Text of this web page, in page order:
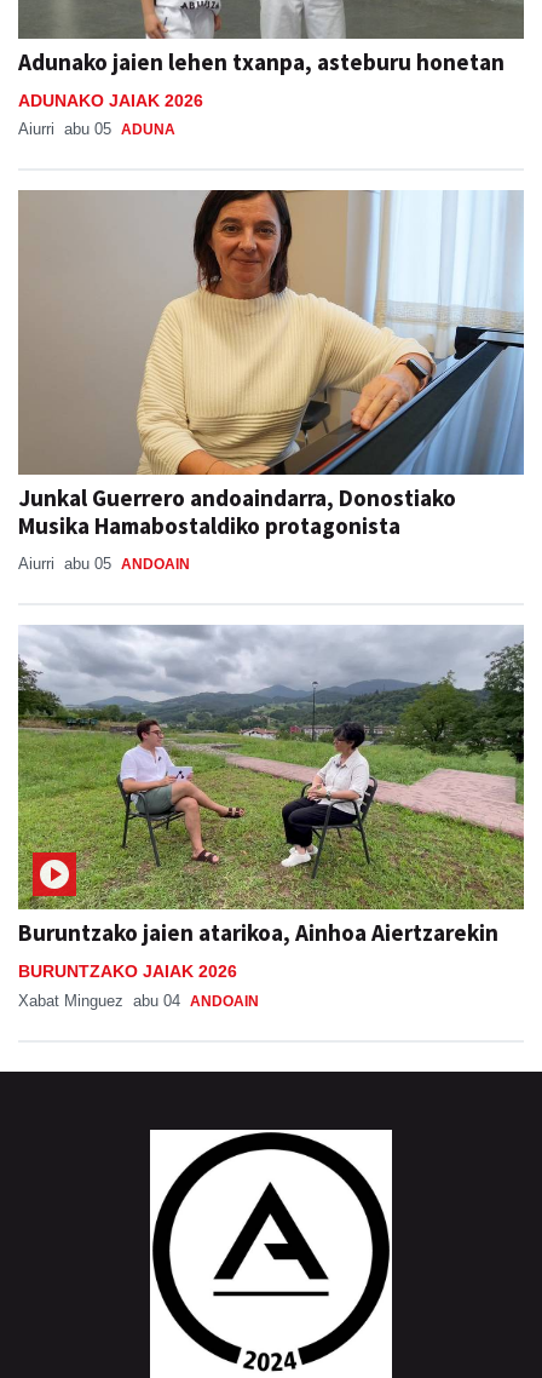
Adunako jaien lehen txanpa, asteburu honetan
ADUNAKO JAIAK 2026
Aiurri abu 05 ADUNA
Junkal Guerrero andoaindarra, Donostiako
Musika Hamabostaldiko protagonista
Aiurri abu 05 ANDOAIN
Buruntzako jaien atarikoa, Ainhoa Aiertzarekin
BURUNTZAKO JAIAK 2026
Xabat Minguez abu 04 ANDOAIN